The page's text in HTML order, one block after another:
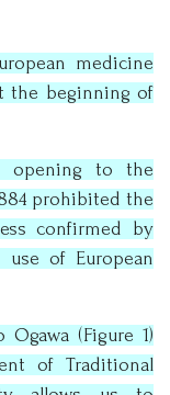
medicine
the beginning of
opening to the
prohibited the
confirmed by
of European
(Figure 1)
of Traditional